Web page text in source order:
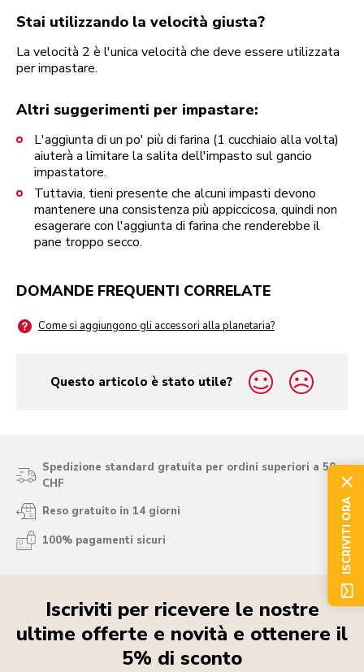
Stai utilizzando la velocità giusta?
La velocità 2 è l'unica velocità che deve essere utilizzata
per impastare.
Altri suggerimenti per impastare:
L'aggiunta di un po' più di farina (1 cucchiaio alla volta)
aiuterà a limitare la salita dell'impasto sul gancio
impastatore.
Tuttavia, tieni presente che alcuni impasti devono
mantenere una consistenza più appiccicosa, quindi non
esagerare con l'aggiunta di farina che renderebbe il
pane troppo secco.
DOMANDE FREQUENTI CORRELATE
Come si aggiungono gli accessori alla planetaria?
Questo articolo è stato utile?
yes
no
Spedizione standard gratuita per ordini superiori a 50
CHF
Reso gratuito in 14 giorni
100% pagamenti sicuri
Iscriviti per ricevere le nostre
ultime offerte e novità e ottenere il
5% di sconto
ISCRIVITI ORA